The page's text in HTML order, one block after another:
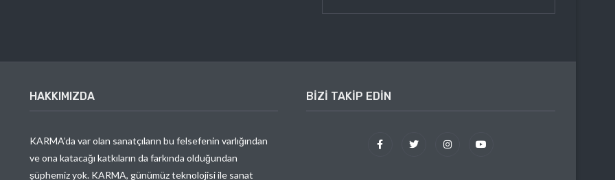
HAKKIMIZDA
KARMA’da var olan sanatçıların bu felsefenin varlığından
ve ona katacağı katkıların da farkında olduğundan
şüphemiz yok. KARMA, günümüz teknolojisi ile sanat
BIZI TAKIP EDIN